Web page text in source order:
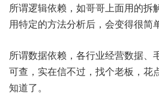
所谓逻辑依赖，如哥哥上面用的拆
用特定的方法分析后，会变得很简单
所谓数据依赖，各行业经营数据
可查，实在信不过，找个老板，花
知道了。